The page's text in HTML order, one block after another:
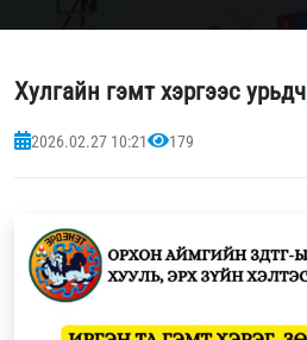
Хулгайн гэмт хэргээс
2026.02.27 10:21 179